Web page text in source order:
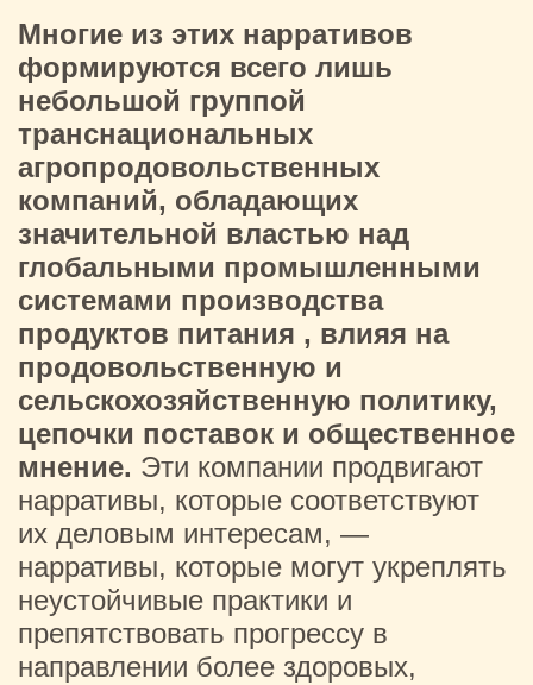
Многие из этих нарративов
формируются всего лишь
небольшой группой
транснациональных
агропродовольственных
компаний, обладающих
значительной властью над
глобальными промышленными
системами производства
продуктов питания , влияя на
продовольственную и
сельскохозяйственную политику,
цепочки поставок и общественное
мнение. Эти компании продвигают
нарративы, которые соответствуют
их деловым интересам, —
нарративы, которые могут укреплять
неустойчивые практики и
препятствовать прогрессу в
направлении более здоровых,